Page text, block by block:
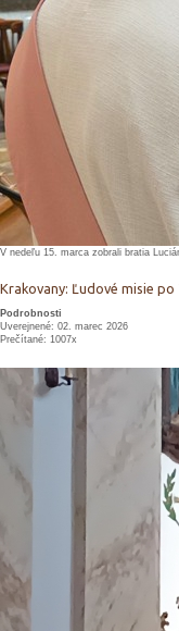
V nedeľu 15. marca zobrali bratia
Krakovany: Ľudové misie po
Podrobnosti
Uverejnené: 02. marec 2026
Prečítané: 1007x